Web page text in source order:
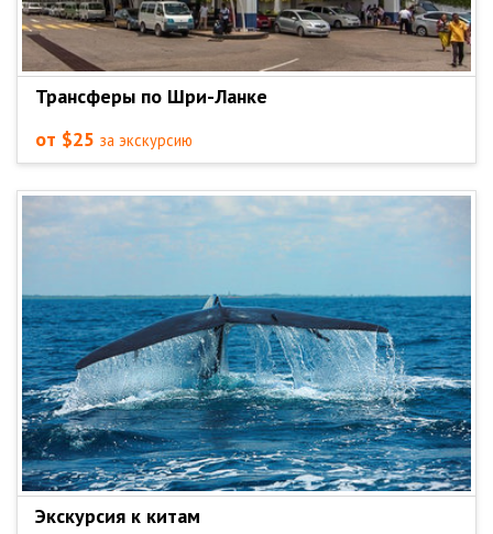
Трансферы по Шри-Ланке
от $25 за экскурсию
Экскурсия к китам